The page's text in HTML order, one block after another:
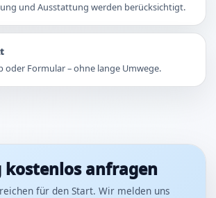
und Ausstattung werden berücksichtigt.
oder Formular – ohne lange Umwege.
kostenlos anfragen
für den Start. Wir melden uns